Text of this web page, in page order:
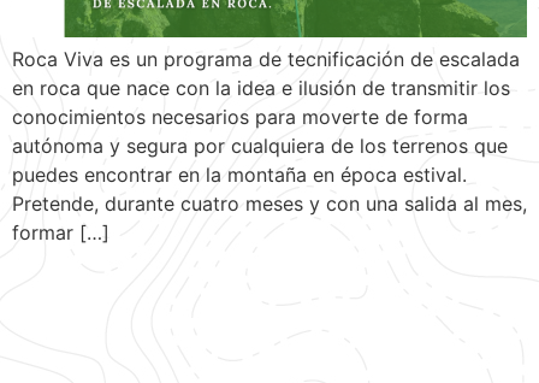
Roca Viva es un programa de tecnificación de escalada
en roca que nace con la idea e ilusión de transmitir los
conocimientos necesarios para moverte de forma
autónoma y segura por cualquiera de los terrenos que
puedes encontrar en la montaña en época estival.
Pretende, durante cuatro meses y con una salida al mes,
formar […]